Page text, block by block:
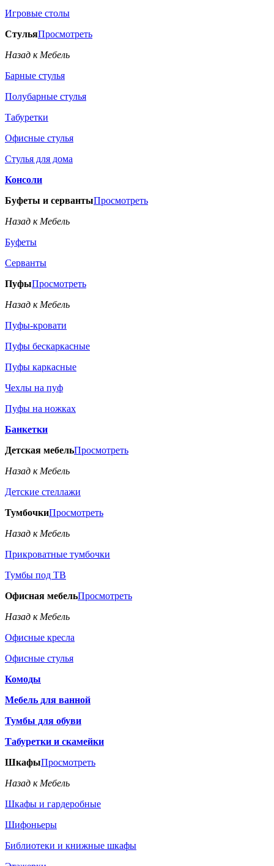
Игровые столы
СтульяПросмотреть
Назад к Мебель
Барные стулья
Полубарные стулья
Табуретки
Офисные стулья
Стулья для дома
Консоли
Буфеты и сервантыПросмотреть
Назад к Мебель
Буфеты
Серванты
ПуфыПросмотреть
Назад к Мебель
Пуфы-кровати
Пуфы бескаркасные
Пуфы каркасные
Чехлы на пуф
Пуфы на ножках
Банкетки
Детская мебельПросмотреть
Назад к Мебель
Детские стеллажи
ТумбочкиПросмотреть
Назад к Мебель
Прикроватные тумбочки
Тумбы под ТВ
Офисная мебельПросмотреть
Назад к Мебель
Офисные кресла
Офисные стулья
Комоды
Мебель для ванной
Тумбы для обуви
Табуретки и скамейки
ШкафыПросмотреть
Назад к Мебель
Шкафы и гардеробные
Шифоньеры
Библиотеки и книжные шкафы